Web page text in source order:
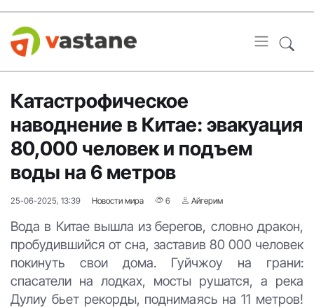
Катастрофическое
наводнение в Китае: эвакуация
80,000 человек и подъем
воды на 6 метров
25-06-2025, 13:39 Новости мира 6 Айгерим
Вода в Китае вышла из берегов, словно дракон,
пробудившийся от сна, заставив 80 000 человек
покинуть свои дома. Гуйчжоу на грани:
спасатели на лодках, мосты рушатся, а река
Дулиу бьет рекорды, поднимаясь на 11 метров!